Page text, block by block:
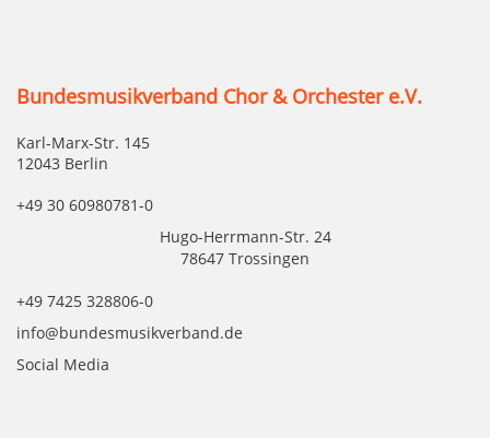
Bundesmusikverband Chor & Orchester e.V.
Karl-Marx-Str. 145
12043 Berlin
+49 30 60980781-0
Hugo-Herrmann-Str. 24
78647 Trossingen
+49 7425 328806-0
info@bundesmusikverband.de
Social Media